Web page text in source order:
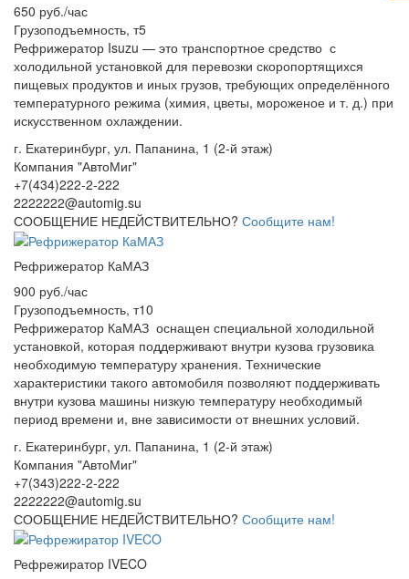
650 руб./час
Грузоподъемность, т5
Рефрижератор Isuzu — это транспортное средство с
холодильной установкой для перевозки скоропортящихся
пищевых продуктов и иных грузов, требующих определённого
температурного режима (химия, цветы, мороженое и т. д.) при
искусственном охлаждении.
г. Екатеринбург, ул. Папанина, 1 (2-й этаж)
Компания "АвтоМиг"
+7(434)222-2-222
2222222@automig.su
СООБЩЕНИЕ НЕДЕЙСТВИТЕЛЬНО? Сообщите нам!
Рефрижератор КаМАЗ
900 руб./час
Грузоподъемность, т10
Рефрижератор КаМАЗ оснащен специальной холодильной
установкой, которая поддерживают внутри кузова грузовика
необходимую температуру хранения. Технические
характеристики такого автомобиля позволяют поддерживать
внутри кузова машины низкую температуру необходимый
период времени и, вне зависимости от внешних условий.
г. Екатеринбург, ул. Папанина, 1 (2-й этаж)
Компания "АвтоМиг"
+7(343)222-2-222
2222222@automig.su
СООБЩЕНИЕ НЕДЕЙСТВИТЕЛЬНО? Сообщите нам!
Рефрежиратор IVECO